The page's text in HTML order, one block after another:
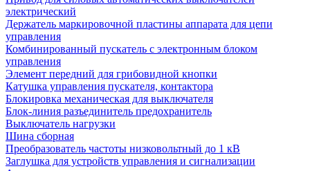
электрический
Держатель маркировочной пластины аппарата для цепи
управления
Комбинированный пускатель с электронным блоком
управления
Элемент передний для грибовидной кнопки
Катушка управления пускателя, контактора
Блокировка механическая для выключателя
Блок-линия разъединитель предохранитель
Выключатель нагрузки
Шина сборная
Преобразователь частоты низковольтный до 1 кВ
Заглушка для устройств управления и сигнализации